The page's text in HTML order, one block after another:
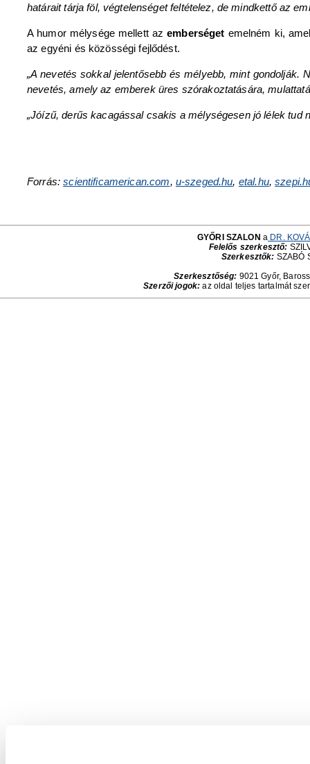
határait tárja föl, végtelenséget feltételez, de mindkettő az
A humor mélysége mellett azemberséget emelném ki,
az egyéni és közösségi fejlődést.
„A nevetés sokkal jelentősebb és mélyebb, mint
nevetés, amely az emberek üres szórakoztatására,
„Jóízű, derűs kacagással csakis a mélységesen jó lélek tud
Forrás:scientificamerican.com, u-szeged.hu, etal.hu,
GYŐRI SZALON a DR.
Felelős szerkesztő:
Szerkesztők: SZABÓ
Szerkesztőség: 9021 Győr,
Szerzői jogok: az oldal teljes tartalmát